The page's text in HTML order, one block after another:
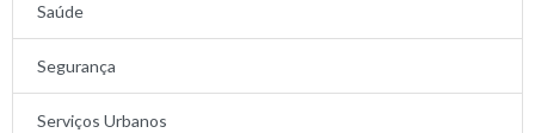
Saúde
Segurança
Serviços Urbanos